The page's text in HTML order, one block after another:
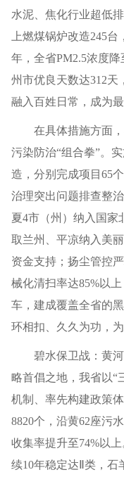
水泥、焦化行业超低
上燃煤锅炉改造245
年，全省PM2.5浓度
州市优良天数达312天
融入百姓日常，成为
在具体措施方面，
污染防治“组合拳”。
造，分别完成项目65
治理突出问题排查整
夏4市（州）纳入国家
取兰州、平凉纳入美
资金支持；扬尘管控
械化清扫率达85%以
车，建成覆盖全省的
环相扣、久久为功，
碧水保卫战：黄河
略首倡之地，我省以“
机制、率先构建政策
8820个，沿黄62座污
收集率提升至74%以
续10年稳定达Ⅱ类，石